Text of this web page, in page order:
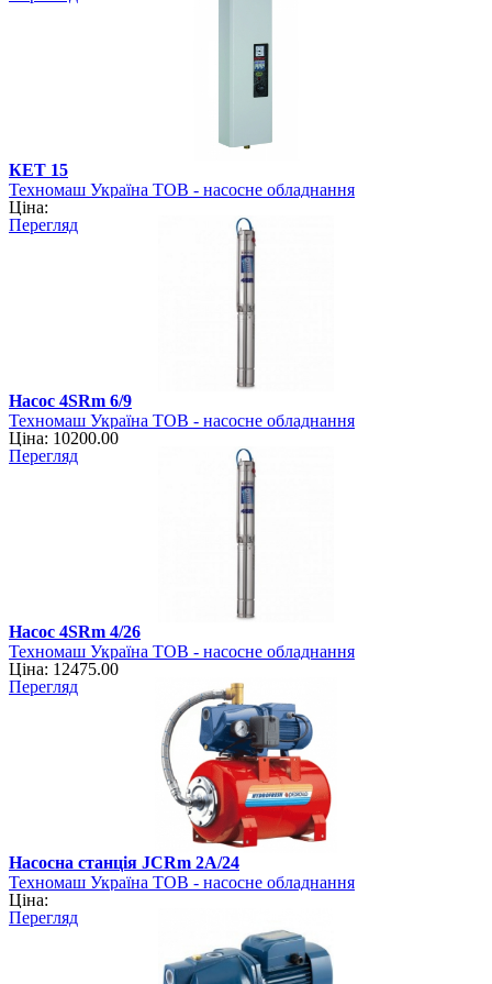
КЕТ 15
Техномаш Україна ТОВ - насосне обладнання
Ціна:
Перегляд
Насос 4SRm 6/9
Техномаш Україна ТОВ - насосне обладнання
Ціна: 10200.00
Перегляд
Насос 4SRm 4/26
Техномаш Україна ТОВ - насосне обладнання
Ціна: 12475.00
Перегляд
Насосна станція JCRm 2A/24
Техномаш Україна ТОВ - насосне обладнання
Ціна:
Перегляд